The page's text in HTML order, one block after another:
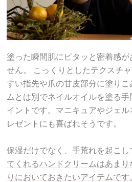
塗った瞬間肌にピタッと密着感が
せん。 こっくりとしたテクスチ
すい指先や爪の甘皮部分に塗り
ムとは別でネイルオイルを塗る
イントです。マニキュアやジェ
レゼントにも喜ばれそうです。
保湿だけでなく、手荒れを起こ
てくれるハンドクリームはあま
りにおいておきたいアイテムです